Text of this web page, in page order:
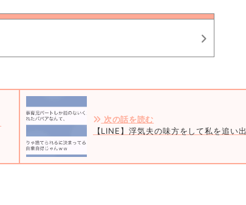
次の話を読む
【LINE】浮気夫の味方をして私を追